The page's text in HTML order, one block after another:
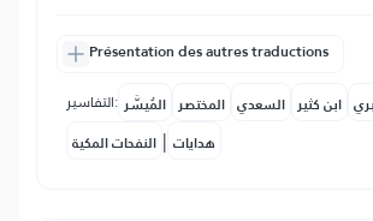
Présentation des autres traductions
التفاسير: المُيسَّر المختصر السعدي ابن كثير
النفحات المكية | هدايات